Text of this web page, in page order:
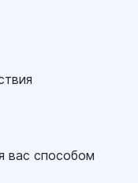
вас способом